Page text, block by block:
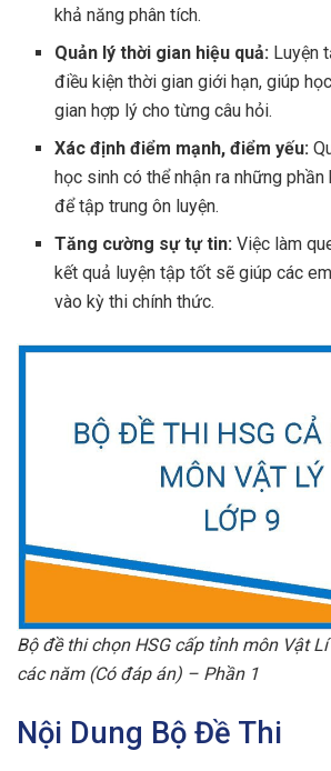
khả năng phân tích.
Quản lý thời gian hiệu quả: Luyện
điều kiện thời gian giới hạn, giúp
gian hợp lý cho từng câu hỏi.
Xác định điểm mạnh, điểm yếu:
học sinh có thể nhận ra những
để tập trung ôn luyện.
Tăng cường sự tự tin: Việc làm
kết quả luyện tập tốt sẽ giúp các
vào kỳ thi chính thức.
Bộ đề thi chọn HSG cấp tỉnh môn Vật
các năm (Có đáp án) – Phần 1
Nội Dung Bộ Đề Thi